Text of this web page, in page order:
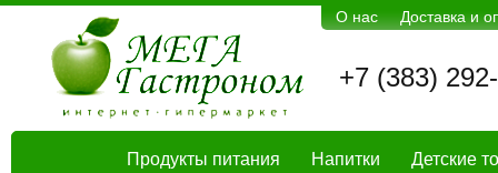
О нас Доставка и
+7 (383)
Продукты питания Напитки Детские